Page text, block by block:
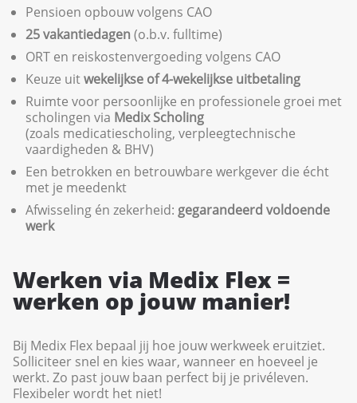
Pensioen opbouw volgens CAO
25 vakantiedagen(o.b.v. fulltime)
ORT en reiskostenvergoeding volgens CAO
Keuze uitwekelijkse of 4-wekelijkse uitbetaling
Ruimte voor persoonlijke en professionele groei met
scholingen via Medix Scholing
(zoals medicatiescholing, verpleegtechnische
vaardigheden & BHV)
Een betrokken en betrouwbare werkgever die écht
met je meedenkt
Afwisseling én zekerheid: gegarandeerd voldoende
werk
Werken via Medix Flex =
werken op jouw manier!
Bij Medix Flex bepaal jij hoe jouw werkweek eruitziet.
Solliciteer snel en kies waar, wanneer en hoeveel je
werkt. Zo past jouw baan perfect bij je privéleven.
Flexibeler wordt het niet!